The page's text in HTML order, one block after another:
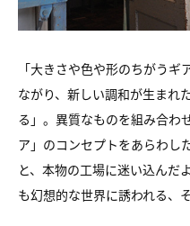
「大きさや色や形のちがう
ながり、新しい調和が生まれ
る」。異質なものを組み合わ
ア」のコンセプトをあらわし
と、本物の工場に迷い込んだ
も幻想的な世界に誘われる、